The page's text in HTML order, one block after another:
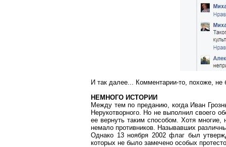
И так далее... Комментарии-то, похоже, не
НЕМНОГО ИСТОРИИ
Между тем по преданию, когда Иван
Нерукотворного. Но не выполнил своего
ее вернуть таким способом. Хотя многие,
немало противников. Называвших
Однако 13 ноября 2002 флаг был
которых не было замечено особых